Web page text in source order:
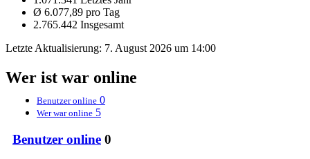
Ø 6.077,89 pro Tag
2.765.442 Insgesamt
Letzte Aktualisierung: 7. August 2026 um 14:00
Wer ist war online
Benutzer online 0
Wer war online 5
Benutzer online 0